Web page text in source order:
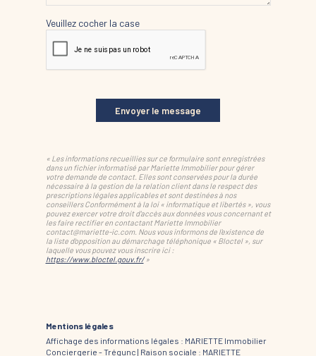
Veuillez cocher la case
Envoyer le message
« Les informations recueillies sur ce formulaire sont enregistrées
dans un fichier informatisé par Mariette Immobilier pour gérer
votre demande de contact. Elles sont conservées pour la durée
nécessaire à la gestion de la relation client dans le respect des
prescriptions légales applicables et sont destinées à nos
conseillers Conformément à la loi « informatique et libertés », vous
pouvez exercer votre droit d'accès aux données vous concernant et
les faire rectifier en contactant Mariette Immobilier
contact@mariette-ic.com. Nous vous informons de l'existence de
la liste d'opposition au démarchage téléphonique « Bloctel », sur
laquelle vous pouvez vous inscrire ici :
https://www.bloctel.gouv.fr/»
Mentions légales
Affichage des informations légales : MARIETTE Immobilier
Conciergerie - Trégunc | Raison sociale : MARIETTE